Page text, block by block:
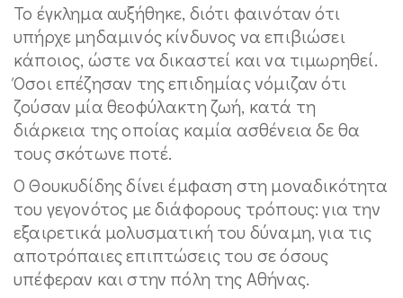
Το έγκλημα αυξήθηκε, διότι φαινόταν ότι
υπήρχε μηδαμινός κίνδυνος να επιβιώσει
κάποιος, ώστε να δικαστεί και να τιμωρηθεί.
Όσοι επέζησαν της επιδημίας νόμιζαν ότι
ζούσαν μία θεοφύλακτη ζωή, κατά τη
διάρκεια της οποίας καμία ασθένεια δε θα
τους σκότωνε ποτέ.
Ο Θουκυδίδης δίνει έμφαση στη μοναδικότητα
του γεγονότος με διάφορους τρόπους: για την
εξαιρετικά μολυσματική του δύναμη, για τις
αποτρόπαιες επιπτώσεις του σε όσους
υπέφεραν και στην πόλη της Αθήνας.